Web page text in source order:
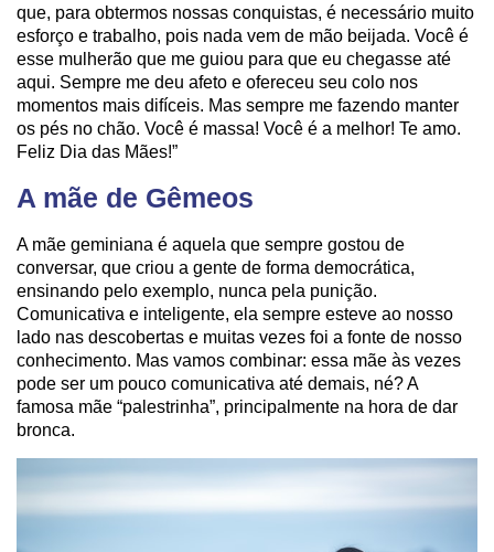
que, para obtermos nossas conquistas, é necessário muito
esforço e trabalho, pois nada vem de mão beijada. Você é
esse mulherão que me guiou para que eu chegasse até
aqui. Sempre me deu afeto e ofereceu seu colo nos
momentos mais difíceis. Mas sempre me fazendo manter
os pés no chão. Você é massa! Você é a melhor! Te amo.
Feliz Dia das Mães!”
A mãe de Gêmeos
A mãe geminiana é aquela que sempre gostou de
conversar, que criou a gente de forma democrática,
ensinando pelo exemplo, nunca pela punição.
Comunicativa e inteligente, ela sempre esteve ao nosso
lado nas descobertas e muitas vezes foi a fonte de nosso
conhecimento. Mas vamos combinar: essa mãe às vezes
pode ser um pouco comunicativa até demais, né? A
famosa mãe “palestrinha”, principalmente na hora de dar
bronca.